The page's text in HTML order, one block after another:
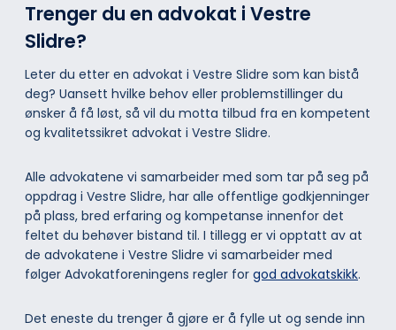
Trenger du en advokat i Vestre
Slidre?
Leter du etter en advokat i Vestre Slidre som kan bistå
deg? Uansett hvilke behov eller problemstillinger du
ønsker å få løst, så vil du motta tilbud fra en kompetent
og kvalitetssikret advokat i Vestre Slidre.
Alle advokatene vi samarbeider med som tar på seg på
oppdrag i Vestre Slidre, har alle offentlige godkjenninger
på plass, bred erfaring og kompetanse innenfor det
feltet du behøver bistand til. I tillegg er vi opptatt av at
de advokatene i Vestre Slidre vi samarbeider med
følger Advokatforeningens regler for god advokatskikk.
Det eneste du trenger å gjøre er å fylle ut og sende inn